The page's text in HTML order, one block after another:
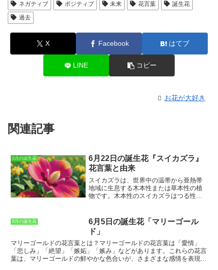
ネガティブ
ポジティブ 未来 花言葉
誕生花
過去
X Facebook はてブ
LINE コピー
お花が大好き
関連記事
6月の誕生花
6月22日の誕生花『スイカズラ』
花言葉と由来
スイカズラ は、世界中の温帯から亜熱帯
地域に生息する木本性または草本性の植
物です。木本性のスイカズラはつる性植
ートル程度に生長します。スイカズラの
葉は、楕円形で対生しています。花は、
白色、黄色、ピンク色、赤色など様々な
色があり、筒状の花冠が特徴です。スイ
カズラの実は、球形で、熟すと黒色にな
ります。スイカズラは、観賞用としてだ
6月の誕生花
6月5日の誕生花「マリーゴール
ド」
マリーゴールドの花言葉とは？ マリーゴールドの花言葉は「愛情」
「悲しみ」「絶望」「嫉妬」「嫉み」などがあります。これらの花言
葉は、マリーゴールドの鮮やかな色合いが、さまざまな感情を表現し